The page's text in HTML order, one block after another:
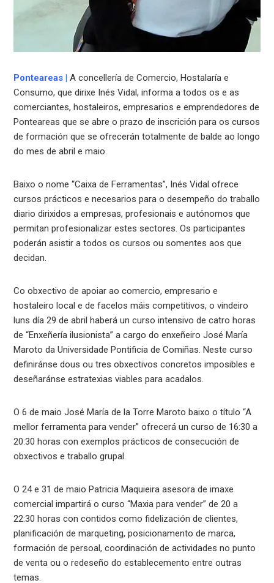
Ponteareas | A concellería de Comercio, Hostalaría e
Consumo, que dirixe Inés Vidal, informa a todos os e as
comerciantes, hostaleiros, empresarios e emprendedores de
Ponteareas que se abre o prazo de inscrición para os cursos
de formación que se ofrecerán totalmente de balde ao longo
do mes de abril e maio.
Baixo o nome “Caixa de Ferramentas”, Inés Vidal ofrece
cursos prácticos e necesarios para o desempeño do traballo
diario dirixidos a empresas, profesionais e autónomos que
permitan profesionalizar estes sectores. Os participantes
poderán asistir a todos os cursos ou somentes aos que
decidan.
Co obxectivo de apoiar ao comercio, empresario e
hostaleiro local e de facelos máis competitivos, o vindeiro
luns día 29 de abril haberá un curso intensivo de catro horas
de “Enxeñería ilusionista” a cargo do enxeñeiro José María
Maroto da Universidade Pontificia de Comiñas. Neste curso
definiránse dous ou tres obxectivos concretos imposibles e
deseñaránse estratexias viables para acadalos.
O 6 de maio José María de la Torre Maroto baixo o título “A
mellor ferramenta para vender” ofrecerá un curso de 16:30 a
20:30 horas con exemplos prácticos de consecución de
obxectivos e traballo grupal.
O 24 e 31 de maio Patricia Maquieira asesora de imaxe
comercial impartirá o curso “Maxia para vender” de 20 a
22:30 horas con contidos como fidelización de clientes,
planificación de marqueting, posicionamento de marca,
formación de persoal, coordinación de actividades no punto
de venta ou o redeseño do establecemento entre outras
temas.